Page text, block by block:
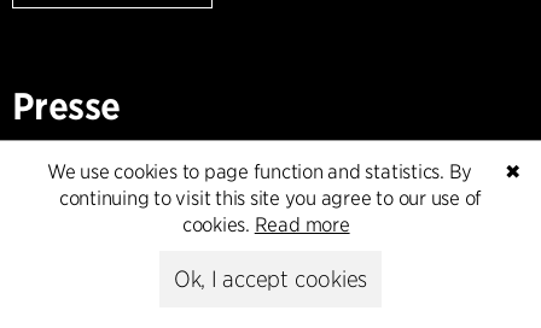
Presse
Head of Communications
Peter Sikker Rasmussen
T +45 6193 6857
✖
We use cookies to page function and statistics. By
continuing to visit this site you agree to our use of
cookies. Read more
Ok, I accept cookies